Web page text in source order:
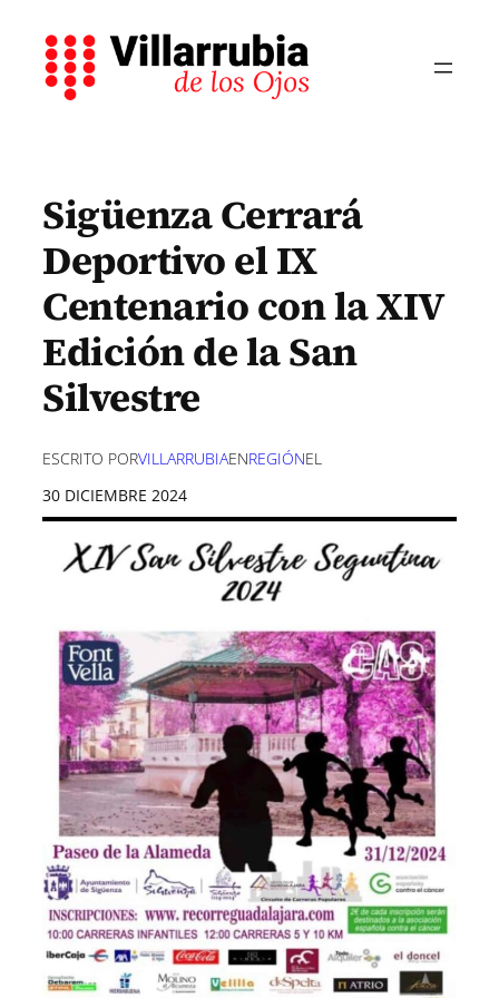
contenido
Sigüenza Cerrará
Deportivo el IX
Centenario con la XIV
Edición de la San
Silvestre
ESCRITO PORVILLARRUBIAENREGIÓNEL
30 DICIEMBRE 2024